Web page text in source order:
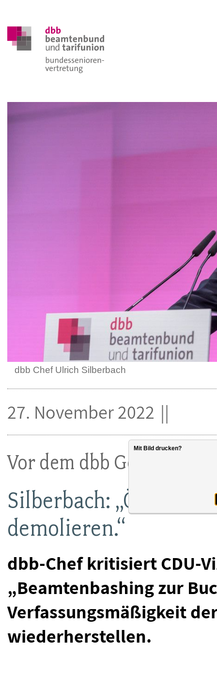
dbb Chef Ulrich Silberbach
Vor dem dbb
Silberbach:
demolieren.“
dbb-Chef kritisiert CDU-
„Beamtenbashing zur
Verfassungsmäßigkeit
wiederherstellen.
27. November 2022
Mit Bild drucken?